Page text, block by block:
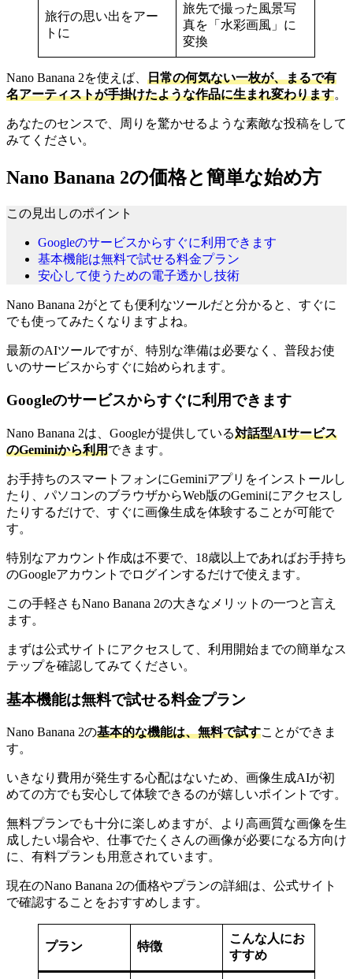
旅行の思い出をアー
トに
旅先で撮った風景写
真を「水彩画風」に
変換
Nano Banana 2を使えば、 日常の何気ない一枚が、まるで有
名アーティストが手掛けたような作品に生まれ変わります。
あなたのセンスで、周りを驚かせるような素敵な投稿をして
みてください。
Nano Banana 2の価格と簡単な始め方
この見出しのポイント
Googleのサービスからすぐに利用できます
基本機能は無料で試せる料金プラン
安心して使うための電子透かし技術
Nano Banana 2がとても便利なツールだと分かると、すぐに
でも使ってみたくなりますよね。
最新のAIツールですが、特別な準備は必要なく、普段お使
いのサービスからすぐに始められます。
Googleのサービスからすぐに利用できます
Nano Banana 2は、Googleが提供している対話型AIサービス
のGeminiから利用できます。
お手持ちのスマートフォンにGeminiアプリをインストールし
たり、パソコンのブラウザからWeb版のGeminiにアクセスし
たりするだけで、すぐに画像生成を体験することが可能で
す。
特別なアカウント作成は不要で、18歳以上であればお手持ち
のGoogleアカウントでログインするだけで使えます。
この手軽さもNano Banana 2の大きなメリットの一つと言え
ます。
まずは公式サイトにアクセスして、利用開始までの簡単なス
テップを確認してみてください。
基本機能は無料で試せる料金プラン
Nano Banana 2の基本的な機能は、無料で試すことができま
す。
いきなり費用が発生する心配はないため、画像生成AIが初
めての方でも安心して体験できるのが嬉しいポイントです。
無料プランでも十分に楽しめますが、より高画質な画像を生
成したい場合や、仕事でたくさんの画像が必要になる方向け
に、有料プランも用意されています。
現在のNano Banana 2の価格やプランの詳細は、公式サイト
で確認することをおすすめします。
プラン 特徴
こんな人にお
すすめ